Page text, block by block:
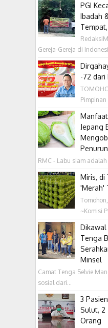
PGI
Ibadah
Gereja-Gereja di
-72 dari
Jepang
RMC - Labu siam
Miris, di
'Merah'
~Komisi
Dikawal
Tenga
Minsel
Camat Tenga Selvie
sosial dari...
3
Sulut, 2
Orang